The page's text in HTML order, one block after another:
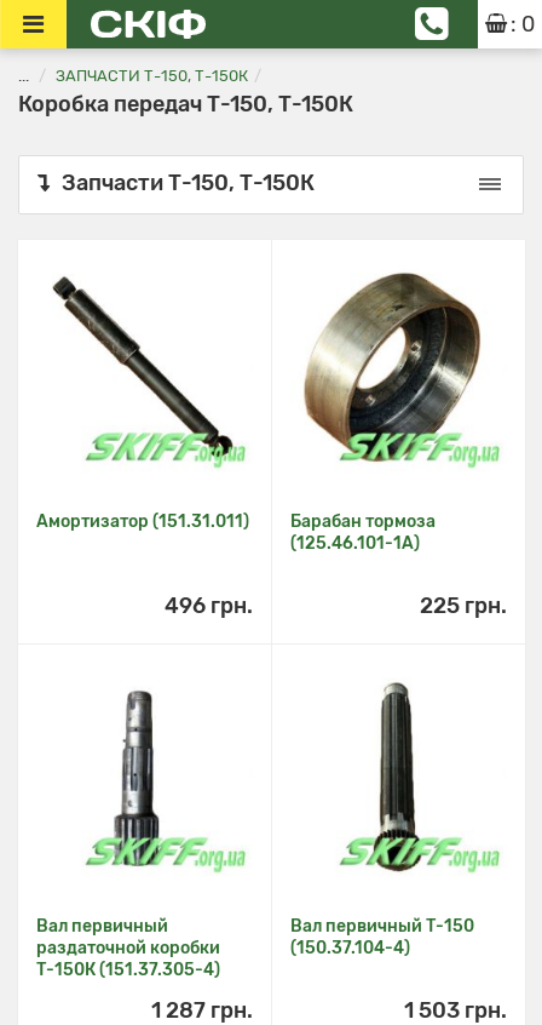
: 0
... ЗАПЧАСТИ Т-150, Т-150К
Коробка передач Т-150, Т-150К
Запчасти Т-150, Т-150К
Амортизатор (151.31.011)
496 грн.
Барабан тормоза
(125.46.101-1А)
225 грн.
Вал первичный
раздаточной коробки
Т-150К (151.37.305-4)
1 287 грн.
Вал первичный Т-150
(150.37.104-4)
1 503 грн.